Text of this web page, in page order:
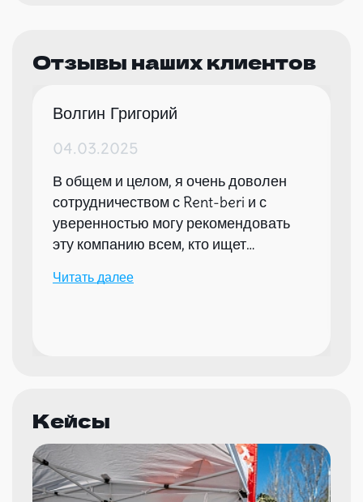
Отзывы наших клиентов
Волгин Григорий
04.03.2025
В общем и целом, я очень доволен
сотрудничеством с Rent-beri и с
уверенностью могу рекомендовать
эту компанию всем, кто ищет
мероприятий.
Читать далее
Кейсы